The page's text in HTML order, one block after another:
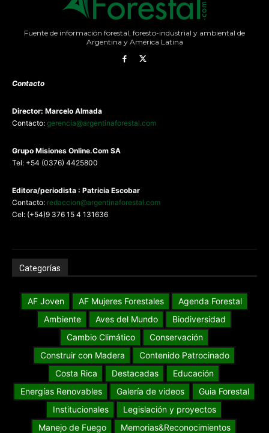
Fuente de información forestal, foresto-industrial y ambiental de
Argentina y América Latina
Contacto
Director: Marcelo Almada
Contacto: gerencia@argentinaforestal.com
Grupo Misiones Online.Com SA
Tel: +54 (0376) 4425800
Editora/periodista : Patricia Escobar
Contacto: redaccion@argentinaforestal.com
Cel: (+54)9 376 15 4 131636
Categorías
AF Joven AF Mujeres Forestales
Agenda Forestal
Ambiente
Aves del Mundo
Biodiversidad
Cambio Climático
Conservación
Construir con Madera
Contenido Patrocinado
Costa Rica
Destacadas
Educación
Energías Renovables
Galería de videos
Guia Forestal
Institucionales
Legislación y proyectos
Manejo de Fuego
Memorias&Reconocimientos